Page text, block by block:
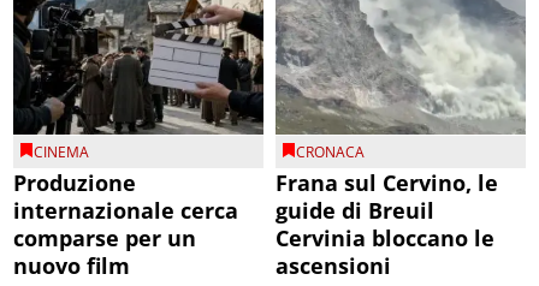
CINEMA
Produzione
internazionale cerca
comparse per un
nuovo film
CRONACA
Frana sul Cervino, le
guide di Breuil
Cervinia bloccano le
ascensioni